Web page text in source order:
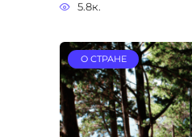
5.8к.
О СТРАНЕ